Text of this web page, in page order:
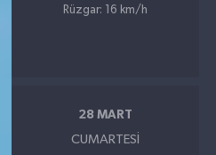
Rüzgar: 16 km/h
28 MART
CUMARTESI